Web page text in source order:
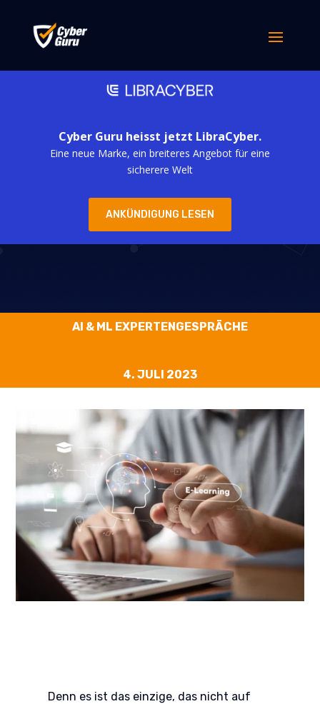
Cyber Guru heisst jetzt LibraCyber.
Eine neue Marke, ein breiteres Angebot für eine
sicherere Welt
ANKÜNDIGUNG LESEN
Warum Cyber
Guru Training
anders ist
AI & ML EXPERTENGESPRÄCHE
4. JULI 2023
Denn es ist das einzige, das nicht auf